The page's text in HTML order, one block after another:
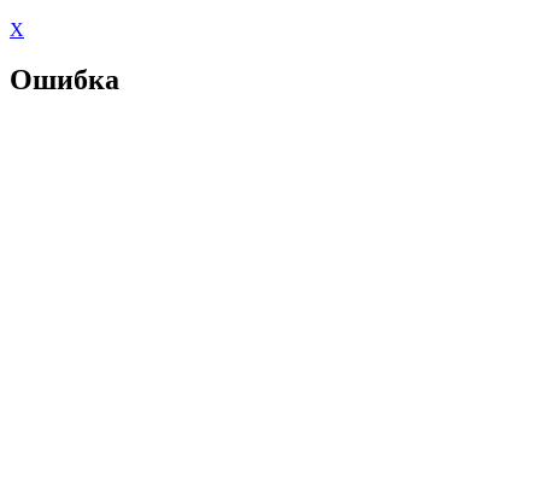
X
Ошибка